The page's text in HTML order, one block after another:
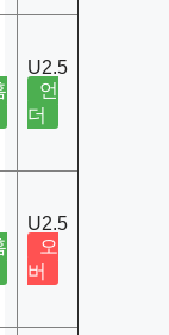
U2.5
언
더
U2.5
오
버